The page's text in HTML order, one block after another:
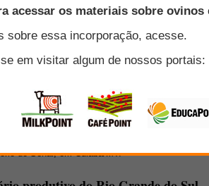
em Cuiabá/MT o III Simpósio FarmPoint -
no auditório do Senar e contou com o apoio da
de ovinos e pesquisadores da área. Acesse e
a sua opinião!
discutirá a evolução da ovinocultura
na área da ovinocultura e discutir a situação
mercado, custos e manejo, será realizado
do Senar, em Cuiabá/MT.